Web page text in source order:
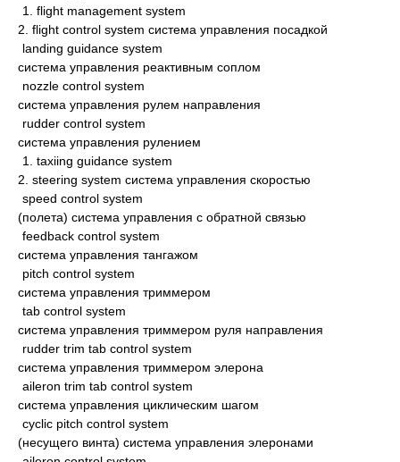
1. flight management system
2. flight control system система управления посадкой
landing guidance system
система управления реактивным соплом
nozzle control system
система управления рулем направления
rudder control system
система управления рулением
1. taxiing guidance system
2. steering system система управления скоростью
speed control system
(полета) система управления с обратной связью
feedback control system
система управления тангажом
pitch control system
система управления триммером
tab control system
система управления триммером руля направления
rudder trim tab control system
система управления триммером элерона
aileron trim tab control system
система управления циклическим шагом
cyclic pitch control system
(несущего винта) система управления элеронами